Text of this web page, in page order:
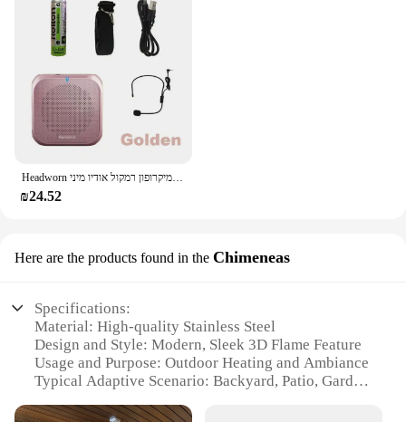
₪24.52
Here are the products found in the Chimeneas
Specifications:
Material: High-quality Stainless Steel
Design and Style: Modern, Sleek 3D Flame Feature
Usage and Purpose: Outdoor Heating and Ambiance
Typical Adaptive Scenario: Backyard, Patio, Garden
Performance and Property: Efficient Heat Output